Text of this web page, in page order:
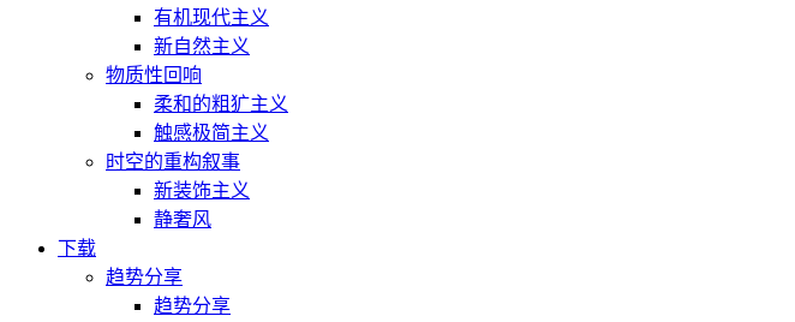
有机现代主义
新自然主义
物质性回响
柔和的粗犷主义
触感极简主义
时空的重构叙事
新装饰主义
静奢风
下载
趋势分享
趋势分享